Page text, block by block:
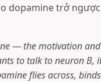
dopamine trở
— the motivation
to talk to neuron
flies across,